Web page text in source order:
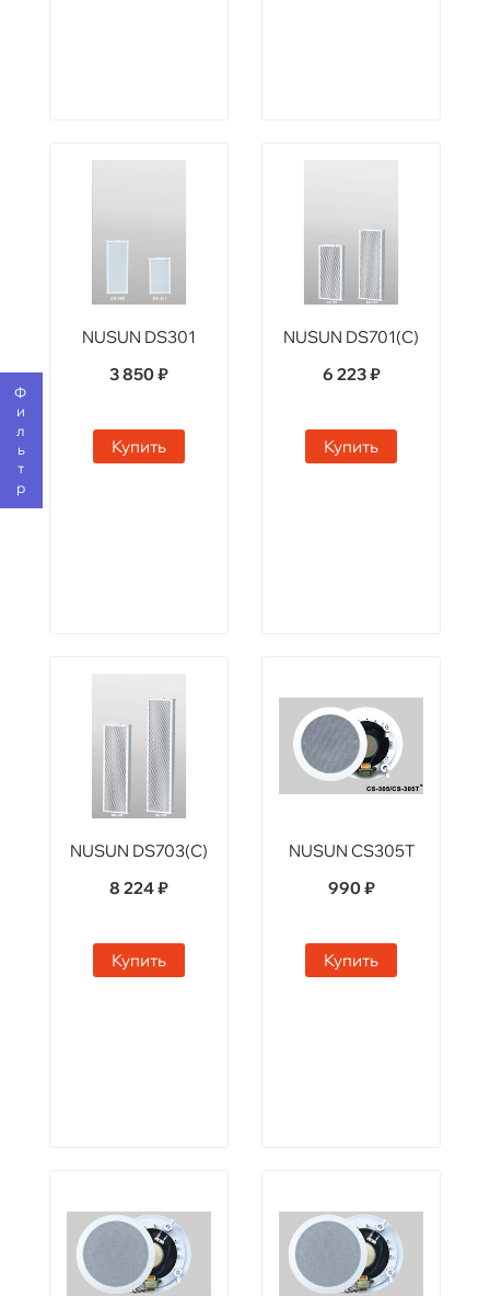
Фильтр
NUSUN DS301
3 850 ₽
Купить
NUSUN DS701(C)
6 223 ₽
Купить
NUSUN DS703(C)
8 224 ₽
Купить
NUSUN CS305T
990 ₽
Купить